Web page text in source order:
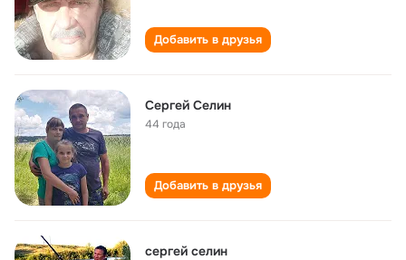
Добавить в друзья
Сергей Селин
44 года
Добавить в друзья
сергей селин